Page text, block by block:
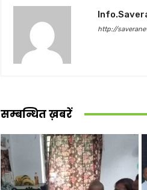
http://
सम्बन्धित ख़बरें